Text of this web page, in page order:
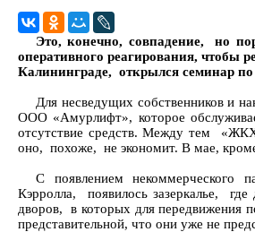
Это, конечно, совпадение, но
оперативного реагирования, чтобы
Калининграде, открылся семинар
Для несведущих собственников и
ООО «Амурлифт», которое
отсутствие средств. Между тем
оно, похоже, не экономит. В мае,
С появлением некоммерческого
Кэрролла, появилось зазеркалье,
дворов, в которых для передвижения
представительной, что они уже не